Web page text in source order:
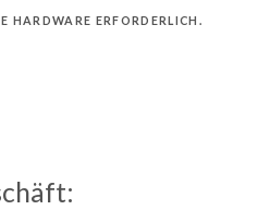
HARDWARE ERFORDERLICH.